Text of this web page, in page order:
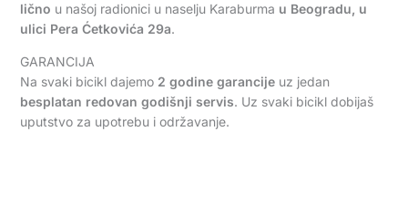
lično u našoj radionici u naselju Karaburma u Beogradu, u
ulici Pera Ćetkovića 29a.
GARANCIJA
Na svaki bicikl dajemo 2 godine garancijeuz jedan
besplatan redovan godišnji servis. Uz svaki bicikl dobijaš
uputstvo za upotrebu i održavanje.